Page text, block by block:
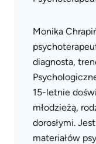
Monika
diagnosta,
15-letnie
młodzieżą,
dorosłymi.
materiałów